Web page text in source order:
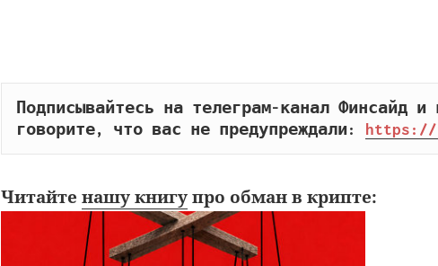
Подписывайтесь на телеграм-канал Финсайд и
говорите, что вас не предупреждали:
https://
Читайтенашу книгупро обман в крипте: